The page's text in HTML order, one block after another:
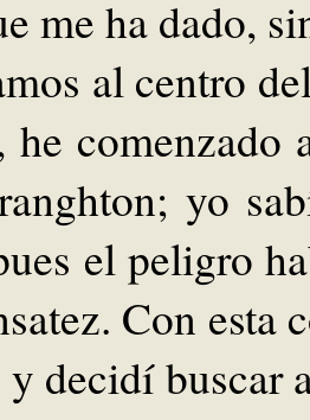
me ha dado,
al centro
he
yo
el peligro
Con esta
y decidí buscar